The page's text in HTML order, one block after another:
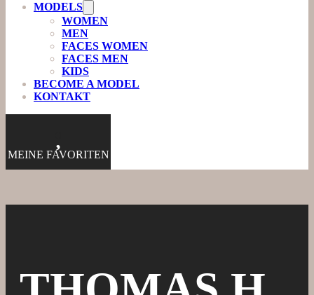
MODELS
WOMEN
MEN
FACES WOMEN
FACES MEN
KIDS
BECOME A MODEL
KONTAKT
MEINE FAVORITEN